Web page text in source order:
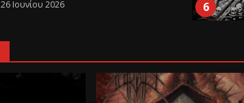
26 Ιουνίου 2026 6